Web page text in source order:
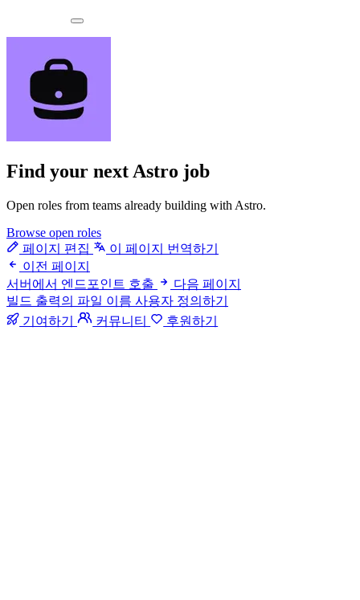
Find your next Astro job
Open roles from teams already building with Astro.
Browse open roles
페이지 편집
이 페이지 번역하기
이전 페이지
서버에서 엔드포인트 호출
다음 페이지
빌드 출력의 파일 이름 사용자 정의하기
기여하기
커뮤니티 후원하기